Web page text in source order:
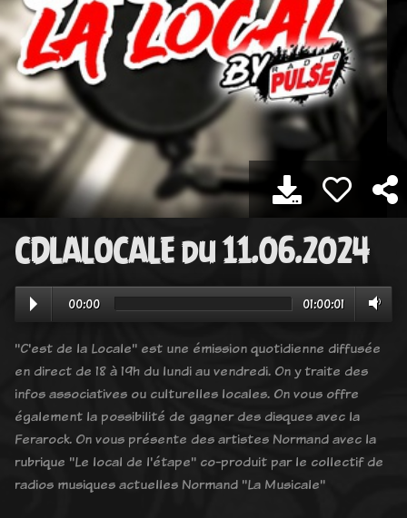
CDLALOCALE du 11.06.2024
00:00 01:00:01
"C'est de la Locale" est une émission quotidienne diffusée
en direct de 18 à 19h du lundi au vendredi. On y traite des
infos associatives ou culturelles locales. On vous offre
également la possibilité de gagner des disques avec la
Ferarock. On vous présente des artistes Normand avec la
rubrique "Le local de l'étape" co-produit par le collectif de
radios musiques actuelles Normand "La Musicale"